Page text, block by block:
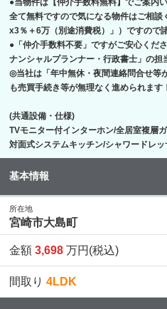
●当物件は【仲介手数料無料】でご案内
全て無料ですので気になる物件はご相
x3％＋6万（別途消費税）」）ですので
●「仲介手数料不要」ですがご安心くだ
ナンシャルプランナー・行政書士」の担
◎当社は「年中無休・夜間連絡問合せ等
も売買手続き等が無理なく進められます
(共通設備・仕様)
TVモニター付インターホン/全居室複層
対面式システムキッチン/シャワードレ
基本情報
所在地
宮崎市大島町
金額3,698 万円(税込)
間取り4LDK